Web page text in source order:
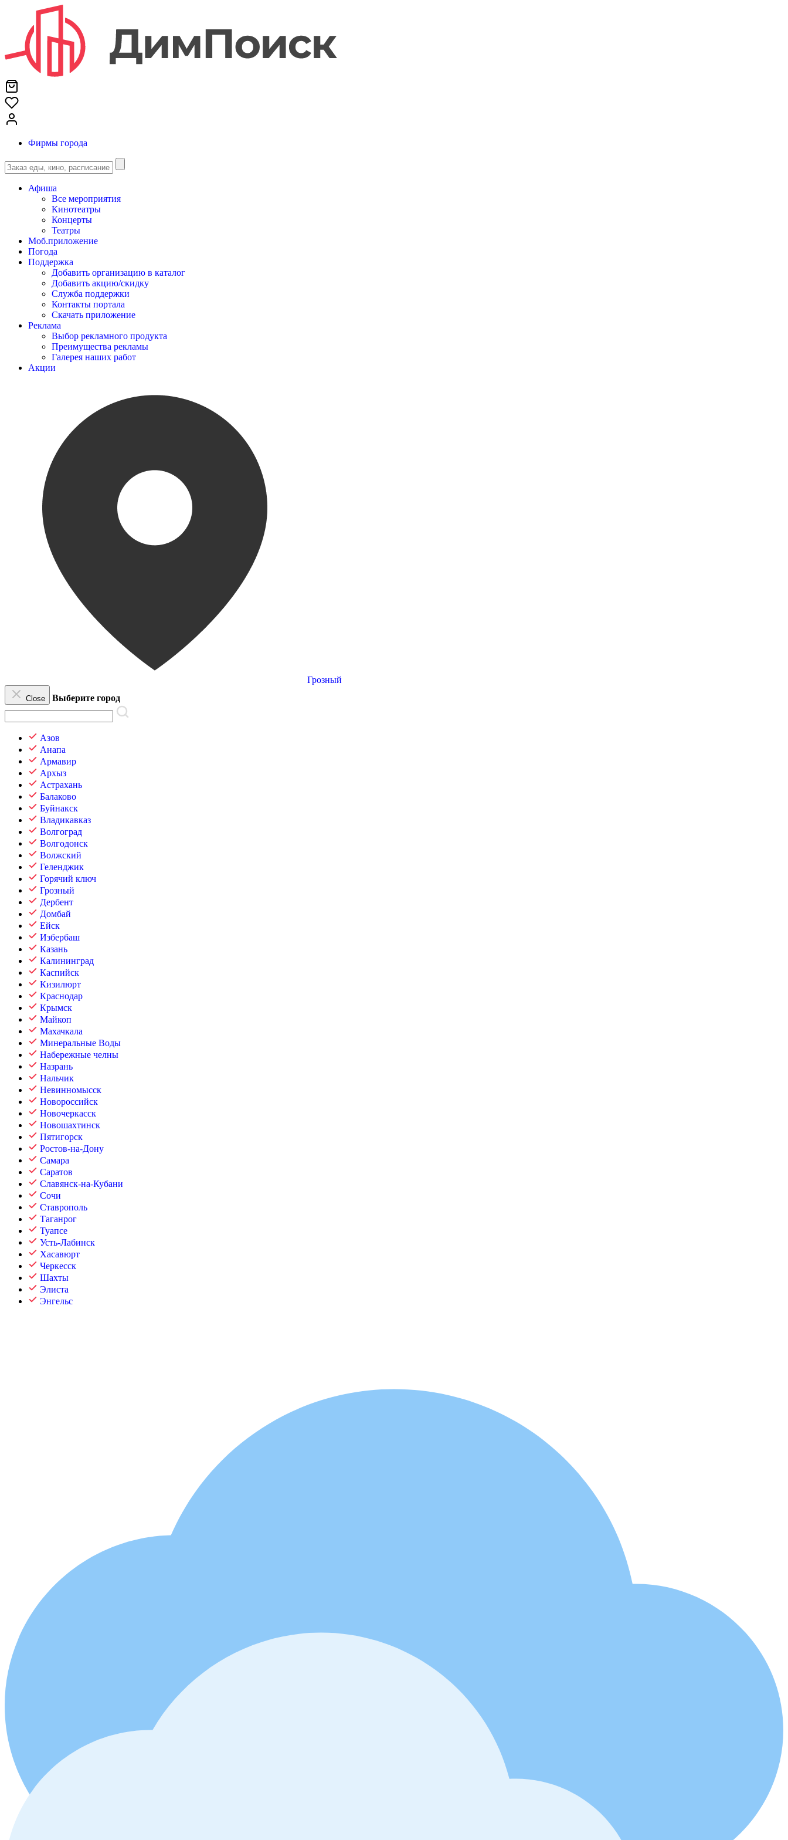
Фирмы города
Афиша
Все мероприятия
Кинотеатры
Концерты
Театры
Моб.приложение
Погода
Поддержка
Добавить организацию в каталог
Добавить акцию/скидку
Служба поддержки
Контакты портала
Скачать приложение
Реклама
Выбор рекламного продукта
Преимущества рекламы
Галерея наших работ
Акции
Грозный
Close Выберите город
Азов
Анапа
Армавир
Архыз
Астрахань
Балаково
Буйнакск
Владикавказ
Волгоград
Волгодонск
Волжский
Геленджик
Горячий ключ
Грозный
Дербент
Домбай
Ейск
Избербаш
Казань
Калининград
Каспийск
Кизилюрт
Краснодар
Крымск
Майкоп
Махачкала
Минеральные Воды
Набережные челны
Назрань
Нальчик
Невинномысск
Новороссийск
Новочеркасск
Новошахтинск
Пятигорск
Ростов-на-Дону
Самара
Саратов
Славянск-на-Кубани
Сочи
Ставрополь
Таганрог
Туапсе
Усть-Лабинск
Хасавюрт
Черкесск
Шахты
Элиста
Энгельс